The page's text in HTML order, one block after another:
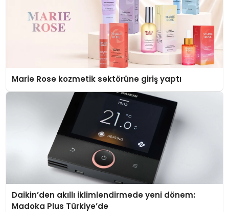
Marie Rose kozmetik sektörüne giriş yaptı
Daikin’den akıllı iklimlendirmede yeni dönem:
Madoka Plus Türkiye’de